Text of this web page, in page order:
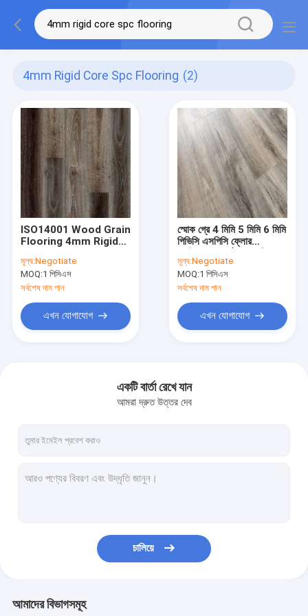
4mm Rigid Core Spc Flooring (2)
ISO14001 Wood Grain
Flooring 4mm Rigid
with Click Lock
মূল্য:Negotiate
MOQ:1 পিসিএস
সর্বশেষ দাম পান
এখন যোগাযোগ
স্মোক গ্রে 4 মিমি 5 মিমি 6 মিমি
পিভিসি এসপিসি ফ্লোর
ভিনাইল প্লাঙ্ক ফ্লোরিং
মূল্য:Negotiate
MOQ:1 পিসিএস
সর্বশেষ দাম পান
এখন যোগাযোগ
একটি বার্তা রেখে যান
আমরা দ্রুত উত্তর দেব
চালিয়ে
আমাদের বিভাগসমূহ